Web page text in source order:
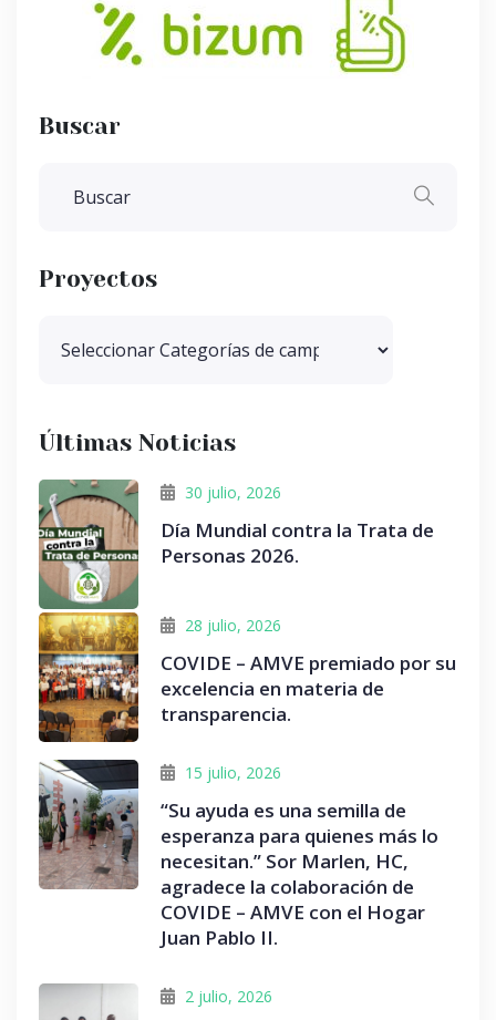
Buscar
Proyectos
Últimas Noticias
30 julio, 2026
Día Mundial contra la Trata de
Personas 2026.
28 julio, 2026
COVIDE – AMVE premiado por su
excelencia en materia de
transparencia.
15 julio, 2026
“Su ayuda es una semilla de
esperanza para quienes más lo
necesitan.” Sor Marlen, HC,
agradece la colaboración de
COVIDE – AMVE con el Hogar
Juan Pablo II.
2 julio, 2026